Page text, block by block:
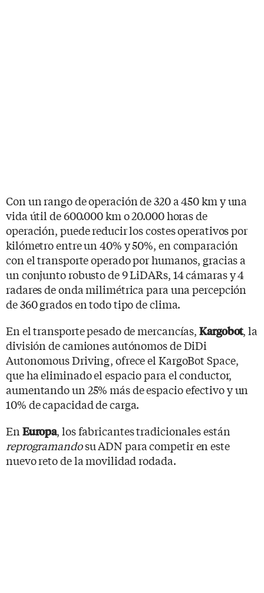
Con un rango de operación de 320 a 450 km y una
vida útil de 600.000 km o 20.000 horas de
operación, puede reducir los costes operativos por
kilómetro entre un 40% y 50%, en comparación
con el transporte operado por humanos, gracias a
un conjunto robusto de 9 LiDARs, 14 cámaras y 4
radares de onda milimétrica para una percepción
de 360 grados en todo tipo de clima.
En el transporte pesado de mercancías,Kargobot, la
división de camiones autónomos de DiDi
Autonomous Driving, ofrece el KargoBot Space,
que ha eliminado el espacio para el conductor,
aumentando un 25% más de espacio efectivo y un
10% de capacidad de carga.
En Europa, los fabricantes tradicionales están
reprogramandosu ADN para competir en este
nuevo reto de la movilidad rodada.